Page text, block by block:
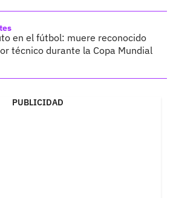
en el fútbol: muere reconocido
técnico durante la Copa Mundial
PUBLICIDAD